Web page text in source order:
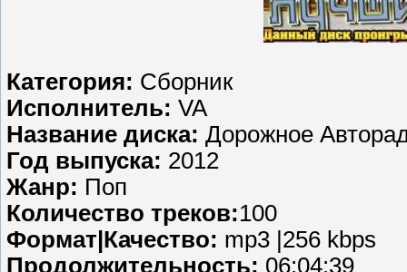
Категория: Сборник
Исполнитель: VA
Название диска: Дорожное
Год выпуска: 2012
Жанр: Поп
Количество треков:100
Формат|Качество: mp3 |256 kbps
Продолжительность: 06:04:39